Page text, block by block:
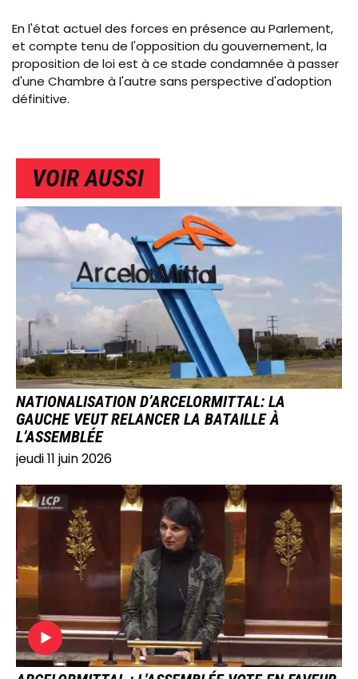
En l'état actuel des forces en présence au Parlement,
et compte tenu de l'opposition du gouvernement, la
proposition de loi est à ce stade condamnée à passer
d'une Chambre à l'autre sans perspective d'adoption
définitive.
VOIR AUSSI
IMAGE
NATIONALISATION D’ARCELORMITTAL: LA
GAUCHE VEUT RELANCER LA BATAILLE À
L’ASSEMBLÉE
jeudi 11 juin 2026
IMAGE